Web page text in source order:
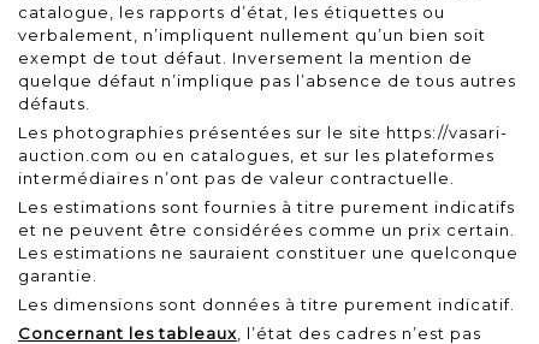
catalogue, les rapports d’état, les étiquettes ou
verbalement, n’impliquent nullement qu’un bien soit
exempt de tout défaut. Inversement la mention de
quelque défaut n’implique pas l’absence de tous autres
défauts.
Les photographies présentées sur le site https://vasari-
auction.com ou en catalogues, et sur les plateformes
intermédiaires n’ont pas de valeur contractuelle.
Les estimations sont fournies à titre purement indicatifs
et ne peuvent être considérées comme un prix certain.
Les estimations ne sauraient constituer une quelconque
garantie.
Les dimensions sont données à titre purement indicatif.
Concernant les tableaux , l’état des cadres n’est pas